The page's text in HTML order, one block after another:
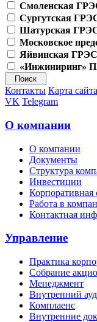
Смоленская
Сургутская
Шатурская
Московское
Яйвинская ГРЭС
«Инжиниринг»
Контакты Карта сайта
VK Telegram
О компании
О компании
Документы
Структура
Инвестиции
Корпоративная
Работа в
Контактная
Управление
Практика
Собрание
Менеджмент
Внутренний
Комплаенс
Внутренние